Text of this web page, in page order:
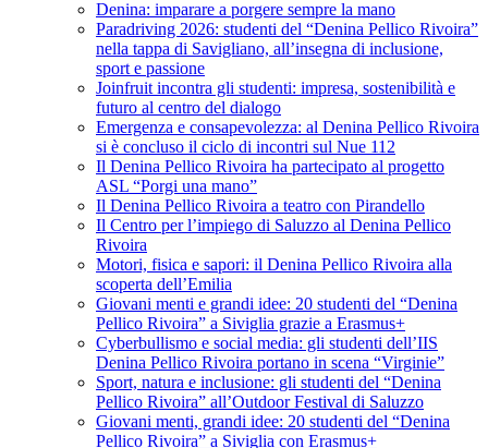
Denina: imparare a porgere sempre la mano
Paradriving 2026: studenti del “Denina Pellico Rivoira”
nella tappa di Savigliano, all’insegna di inclusione,
sport e passione
Joinfruit incontra gli studenti: impresa, sostenibilità e
futuro al centro del dialogo
Emergenza e consapevolezza: al Denina Pellico Rivoira
si è concluso il ciclo di incontri sul Nue 112
Il Denina Pellico Rivoira ha partecipato al progetto
ASL “Porgi una mano”
Il Denina Pellico Rivoira a teatro con Pirandello
Il Centro per l’impiego di Saluzzo al Denina Pellico
Rivoira
Motori, fisica e sapori: il Denina Pellico Rivoira alla
scoperta dell’Emilia
Giovani menti e grandi idee: 20 studenti del “Denina
Pellico Rivoira” a Siviglia grazie a Erasmus+
Cyberbullismo e social media: gli studenti dell’IIS
Denina Pellico Rivoira portano in scena “Virginie”
Sport, natura e inclusione: gli studenti del “Denina
Pellico Rivoira” all’Outdoor Festival di Saluzzo
Giovani menti, grandi idee: 20 studenti del “Denina
Pellico Rivoira” a Siviglia con Erasmus+